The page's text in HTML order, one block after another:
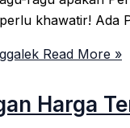
khawatir! Ada
Read More »
Harga